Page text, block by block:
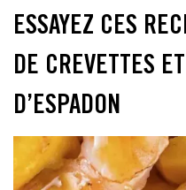
ESSAYEZ CES
DE CREVETTES
D’ESPADON